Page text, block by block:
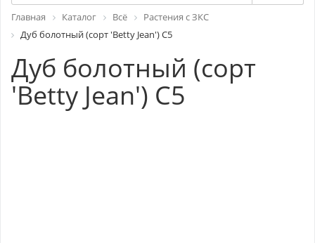
Главная Каталог Всё
Растения с ЗКС
Дуб болотный (сорт 'Betty Jean') С5
Дуб болотный (сорт
'Betty Jean') С5